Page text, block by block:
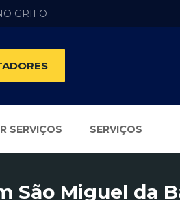
GRIFO
SERVIÇOS SERVIÇOS
São Miguel da